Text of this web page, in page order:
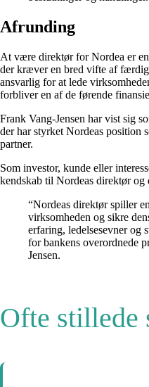
Afrunding
At være direktør for Nordea er
der kræver en bred vifte af
ansvarlig for at lede
forbliver en af de førende
Frank Vang-Jensen har vist sig
der har styrket Nordeas position
partner.
Som investor, kunde eller
kendskab til Nordeas direktør og
“Nordeas direktør spiller
virksomheden og sikre
erfaring, ledelsesevner og
for bankens overordnede
Jensen.
Ofte stillede